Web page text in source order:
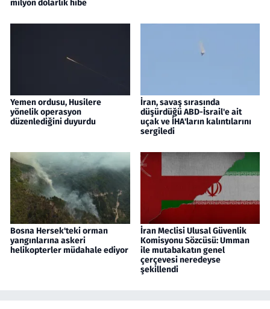
milyon dolarlık hibe
Yemen ordusu, Husilere
yönelik operasyon
düzenlediğini duyurdu
İran, savaş sırasında
düşürdüğü ABD-İsrail'e ait
uçak ve İHA'ların kalıntılarını
sergiledi
Bosna Hersek'teki orman
yangınlarına askeri
helikopterler müdahale ediyor
İran Meclisi Ulusal Güvenlik
Komisyonu Sözcüsü: Umman
ile mutabakatın genel
çerçevesi neredeyse
şekillendi